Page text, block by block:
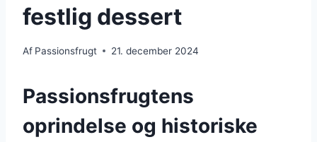
festlig dessert
Af Passionsfrugt 21. december 2024
Passionsfrugtens
oprindelse og historiske